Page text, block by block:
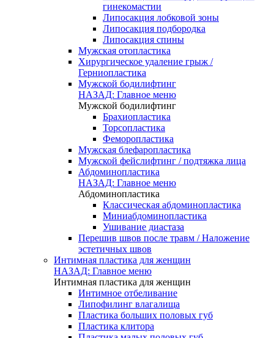
гинекомастии
Липосакция лобковой зоны
Липосакция подбородка
Липосакция спины
Мужская отопластика
Хирургическое удаление грыж /
Герниопластика
Мужской бодилифтинг
НАЗАД: Главное меню
Мужской бодилифтинг
Брахиопластика
Торсопластика
Феморопластика
Мужская блефаропластика
Мужской фейслифтинг / подтяжка лица
Абдоминопластика
НАЗАД: Главное меню
Абдоминопластика
Классическая абдоминопластика
Миниабдоминопластика
Ушивание диастаза
Перешив швов после травм / Наложение
эстетичных швов
Интимная пластика для женщин
НАЗАД: Главное меню
Интимная пластика для женщин
Интимное отбеливание
Липофилинг влагалища
Пластика больших половых губ
Пластика клитора